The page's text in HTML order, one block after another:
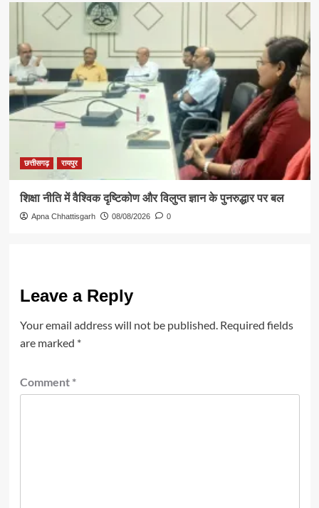
छत्तीसगढ़ रायपुर
शिक्षा नीति में वैश्विक दृष्टिकोण और विलुप्त ज्ञान के पुनरुद्धार पर बल
Apna Chhattisgarh 08/08/2026 0
Leave a Reply
Your email address will not be published. Required fields
are marked *
Comment *